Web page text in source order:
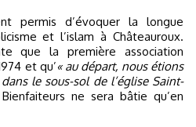
permis d’évoquer la longue
et l’islam à Châteauroux.
que la première association
et qu’« au départ, nous étions
le sous-sol de l’église Saint-
ne sera bâtie qu’en